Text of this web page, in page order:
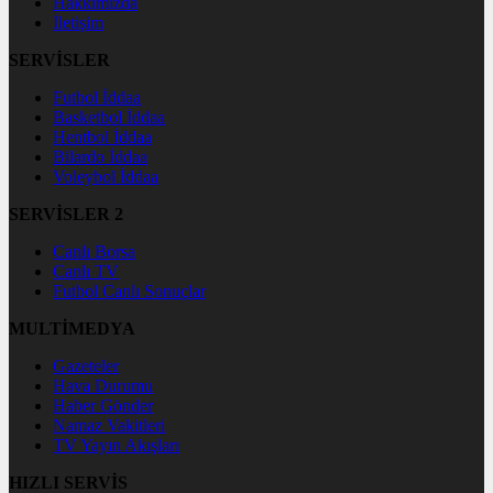
İletişim
SERVİSLER
Futbol İddaa
Basketbol İddaa
Hentbol İddaa
Bilardo İddaa
Voleybol İddaa
SERVİSLER 2
Canlı Borsa
Canlı TV
Futbol Canlı Sonuçlar
MULTİMEDYA
Gazeteler
Hava Durumu
Haber Gönder
Namaz Vakitleri
TV Yayın Akışları
HIZLI SERVİS